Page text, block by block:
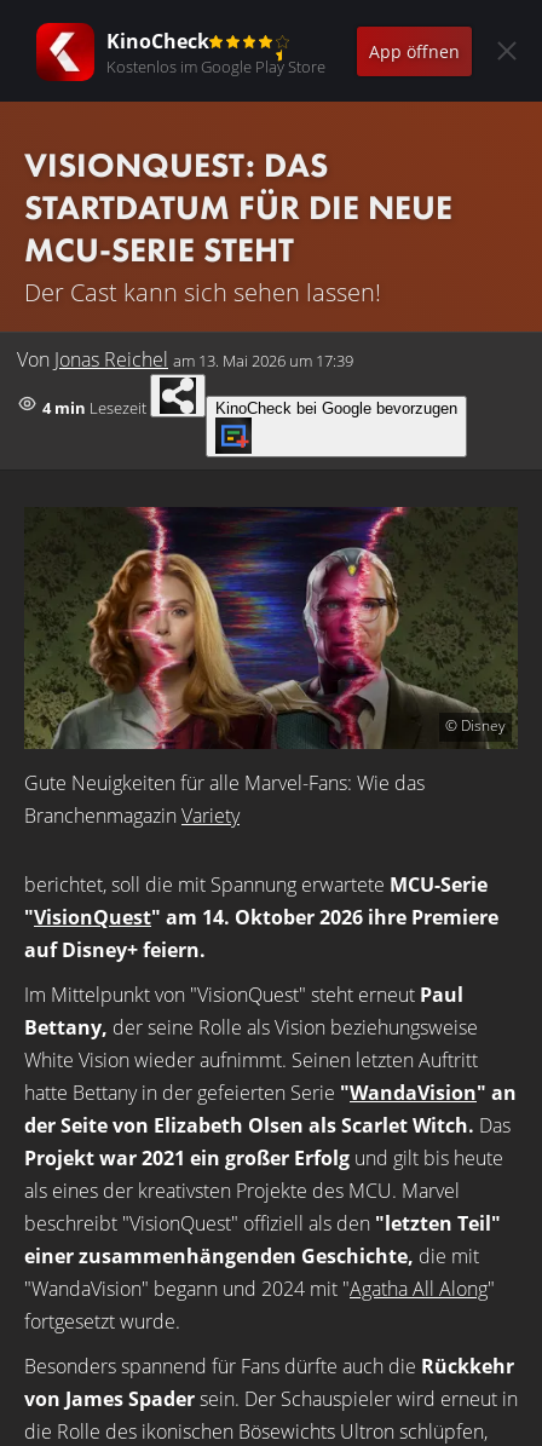
KinoCheck
Kostenlos im Google Play Store
App öffnen
VISIONQUEST: DAS
STARTDATUM FÜR DIE NEUE
MCU-SERIE STEHT
Der Cast kann sich sehen lassen!
Von Jonas Reichel am 13. Mai 2026 um 17:39
4 min Lesezeit KinoCheck bei Google bevorzugen
© Disney
Gute Neuigkeiten für alle Marvel-Fans: Wie das
Branchenmagazin Variety
berichtet, soll die mit Spannung erwartete MCU-Serie
"VisionQuest" am 14. Oktober 2026 ihre Premiere
auf Disney+ feiern.
Im Mittelpunkt von "VisionQuest" steht erneut Paul
Bettany, der seine Rolle als Vision beziehungsweise
White Vision wieder aufnimmt. Seinen letzten Auftritt
hatte Bettany in der gefeierten Serie "WandaVision" an
der Seite von Elizabeth Olsen als Scarlet Witch. Das
Projekt war 2021 ein großer Erfolg und gilt bis heute
als eines der kreativsten Projekte des MCU. Marvel
beschreibt "VisionQuest" offiziell als den "letzten Teil"
einer zusammenhängenden Geschichte, die mit
"WandaVision" begann und 2024 mit "Agatha All Along"
fortgesetzt wurde.
Besonders spannend für Fans dürfte auch die Rückkehr
von James Spadersein. Der Schauspieler wird erneut in
die Rolle des ikonischen Bösewichts Ultron schlüpfen,